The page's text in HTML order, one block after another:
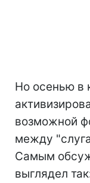
Но осенью в
возможной
между
Самым
выглядел